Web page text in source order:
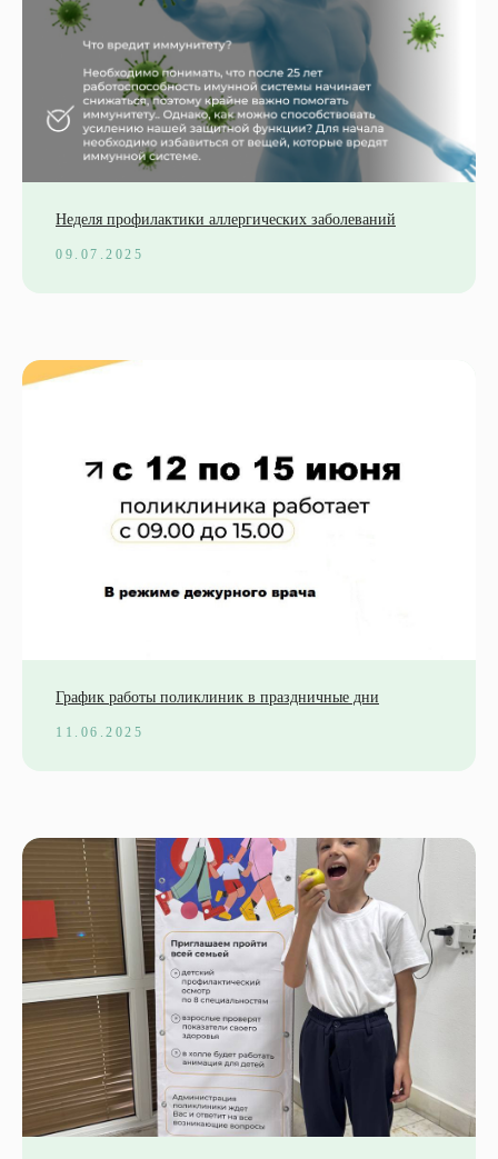
Неделя профилактики аллергических заболеваний
09.07.2025
График работы поликлиник в праздничные дни
11.06.2025